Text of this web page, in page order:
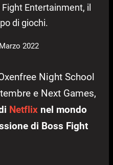
Entertainment, il
di giochi.
2022
Night School
e Next Games,
Netflix nel mondo
di Boss Fight